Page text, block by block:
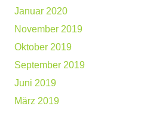
Januar 2020
November 2019
Oktober 2019
September 2019
Juni 2019
März 2019